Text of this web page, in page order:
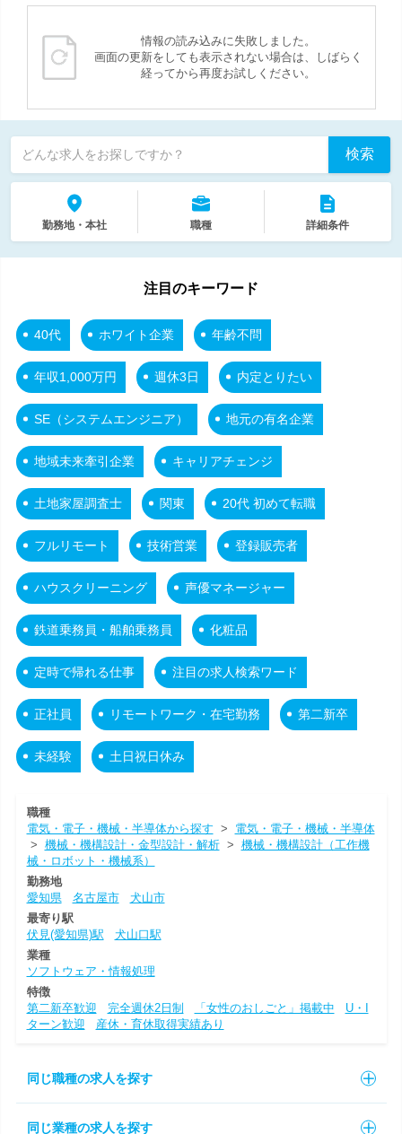
情報の読み込みに失敗しました。
画面の更新をしても表示されない場合は、しばらく
経ってから再度お試しください。
どんな求人をお探しですか？ 検索
勤務地・本社 職種 詳細条件
注目のキーワード
40代 ホワイト企業 年齢不問
年収1,000万円 週休3日 内定とりたい
SE（システムエンジニア） 地元の有名企業
地域未来牽引企業 キャリアチェンジ
土地家屋調査士 関東 20代 初めて転職
フルリモート 技術営業 登録販売者
ハウスクリーニング 声優マネージャー
鉄道乗務員・船舶乗務員 化粧品
定時で帰れる仕事 注目の求人検索ワード
正社員 リモートワーク・在宅勤務 第二新卒
未経験 土日祝日休み
職種
電気・電子・機械・半導体から探す > 電気・電子・機械・半導体
> 機械・機構設計・金型設計・解析> 機械・機構設計（工作機
械・ロボット・機械系）
勤務地
愛知県
名古屋市
犬山市
最寄り駅
伏見(愛知県)駅
犬山口駅
業種
ソフトウェア・情報処理
特徴
第二新卒歓迎
完全週休2日制 「女性のおしごと」掲載中
U・I
ターン歓迎
産休・育休取得実績あり
同じ職種の求人を探す
同じ業種の求人を探す